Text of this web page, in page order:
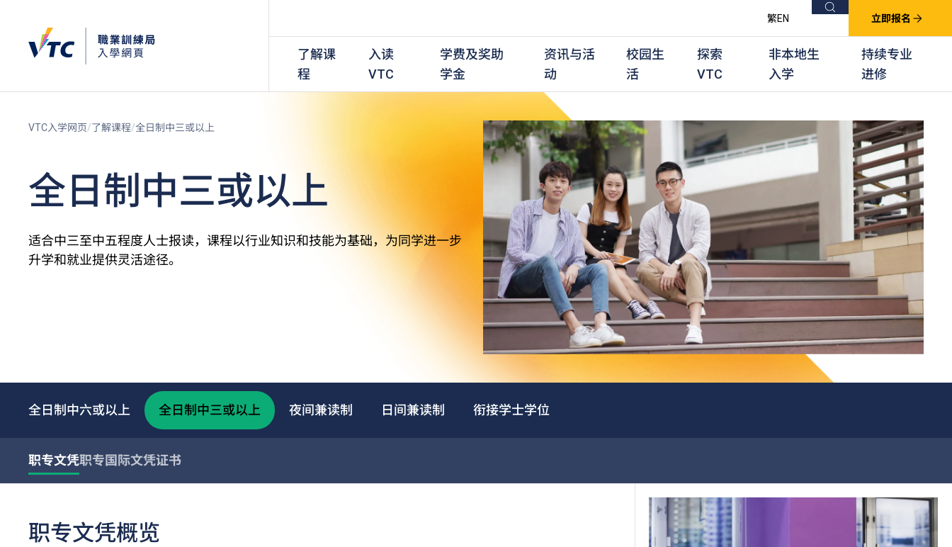
繁EN 搜索 立即报名
了解课
程
全日制中三或以上
在职培训课程
持续专业进修
夜间兼读制
日间兼读制
学历程度
学士学位
高级文凭
文凭
证书
其他课程
应用学习课程
社群培训计划
其他专业课程
专业考试及认可
学徒及其他训练计划
入读
VTC
全日制中三或以上
在职培训
持续专业进修
夜间兼读制
日间兼读制
学费及奖助
学金
全日制中三或以上
日间兼读制
奖学金
奖学金及奖励计划
资讯与活
动
校园生
活
探索
VTC
非本地生
入学
持续专业
进修
VTC入学网页 了解课程 全日制中三或以上
全日制中三或以上
适合中三至中五程度人士报读，课程以行业知识和技能为基础，为同学进一步
升学和就业提供灵活途径。
全日制中六或以上 全日制中三或以上 夜间兼读制 日间兼读制 衔接学士学位
职专文凭职专国际文凭证书
职专文凭概览